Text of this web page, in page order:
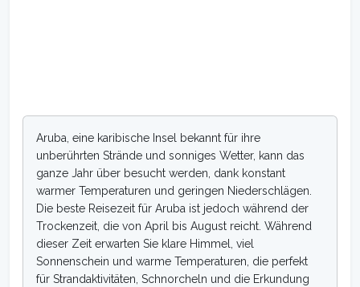
Aruba, eine karibische Insel bekannt für ihre
unberührten Strände und sonniges Wetter, kann das
ganze Jahr über besucht werden, dank konstant
warmer Temperaturen und geringen Niederschlägen.
Die beste Reisezeit für Aruba ist jedoch während der
Trockenzeit, die von April bis August reicht. Während
dieser Zeit erwarten Sie klare Himmel, viel
Sonnenschein und warme Temperaturen, die perfekt
für Strandaktivitäten, Schnorcheln und die Erkundung